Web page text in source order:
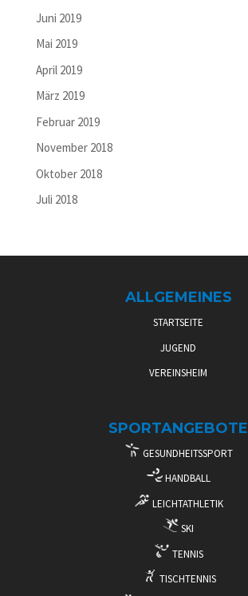
Juni 2019
Mai 2019
April 2019
März 2019
Februar 2019
November 2018
Oktober 2018
Juli 2018
ALLGEMEINES
STARTSEITE
JUGEND
VEREINSHEIM
SPORTANGEBOTE
GESUNDHEITSSPORT
HANDBALL
LEICHTATHLETIK
SKI
TENNIS
TISCHTENNIS